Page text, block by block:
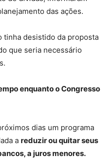
das ações.
tinha desistido da proposta
que seria necessário
enquanto o Congresso
dias um programa
a reduzir ou quitar seus
a juros menores.